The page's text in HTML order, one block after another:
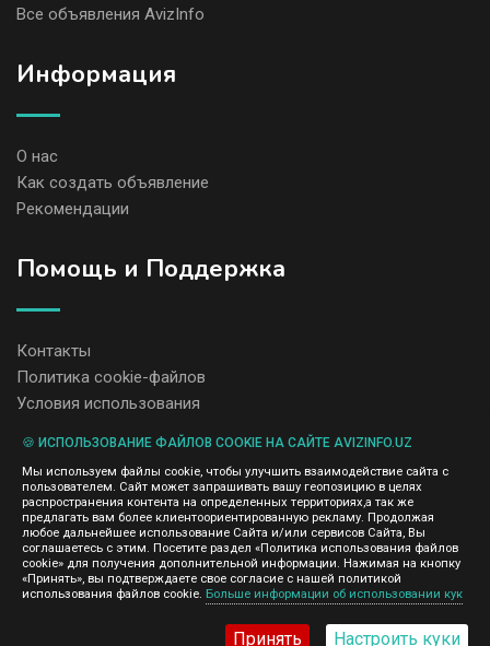
Все объявления AvizInfo
Информация
О нас
Как создать объявление
Рекомендации
Помощь и Поддержка
Контакты
Политика cookie-файлов
Условия использования
содержание размещенных объявлений.
Мы ценим конфиденциальность наших пользователей. Мы не
передаем и не продаем личную информацию зарегистрированных
пользователей AvizInfo.uz третьим лицам. Мы не отвечаем за
правила конфиденциальности сайтов на которые ссылается
AvizInfo.uz. На некоторых страницах нашего сайта представлена
реклама Google Adsense Advertising Network. Чтобы узнать
подробней о правилах конфиденциальности Googleнажмите тут
🍪 ИСПОЛЬЗОВАНИЕ ФАЙЛОВ COOKIE НА САЙТЕ AVIZINFO.UZ
Мы используем файлы cookie, чтобы улучшить взаимодействие сайта с
пользователем. Сайт может запрашивать вашу геопозицию в целях
распространения контента на определенных территориях,а так же
предлагать вам более клиентоориентированную рекламу. Продолжая
любое дальнейшее использование Сайта и/или сервисов Сайта, Вы
соглашаетесь с этим. Посетите раздел «Политика использования файлов
cookie» для получения дополнительной информации. Нажимая на кнопку
«Принять», вы подтверждаете свое согласие с нашей политикой
использования файлов cookie. Больше информации об использовании кук
Принять Настроить куки